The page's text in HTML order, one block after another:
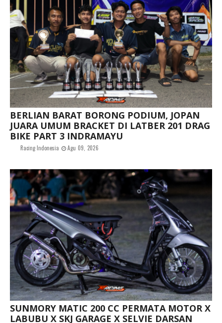
BERLIAN BARAT BORONG PODIUM, JOPAN
JUARA UMUM BRACKET DI LATBER 201 DRAG
BIKE PART 3 INDRAMAYU
Racing Indonesia Agu 09, 2026
SUNMORY MATIC 200 CC PERMATA MOTOR X
LABUBU X SKJ GARAGE X SELVIE DARSAN